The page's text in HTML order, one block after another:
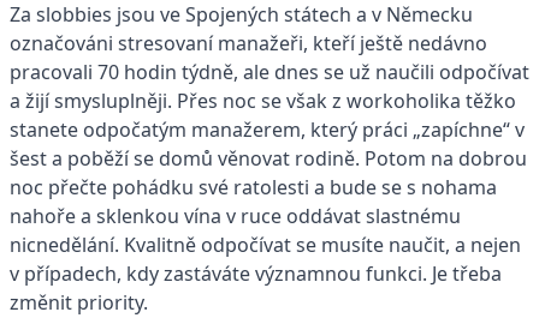
Za slobbies jsou ve Spojených státech a v Německu
označováni stresovaní manažeři, kteří ještě nedávno
pracovali 70 hodin týdně, ale dnes se už naučili odpočívat
a žijí smysluplněji. Přes noc se však z workoholika těžko
stanete odpočatým manažerem, který práci „zapíchne“ v
šest a poběží se domů věnovat rodině. Potom na dobrou
noc přečte pohádku své ratolesti a bude se s nohama
nahoře a sklenkou vína v ruce oddávat slastnému
nicnedělání. Kvalitně odpočívat se musíte naučit, a nejen
v případech, kdy zastáváte významnou funkci. Je třeba
změnit priority.